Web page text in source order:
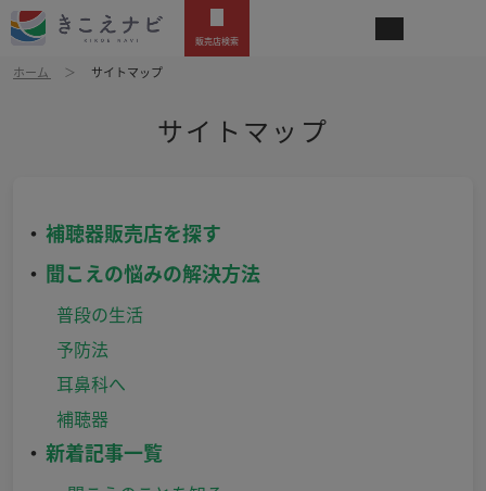
販売店検索
ホーム サイトマップ
サイトマップ
補聴器販売店を探す
聞こえの悩みの解決方法
普段の生活
予防法
耳鼻科へ
補聴器
新着記事一覧